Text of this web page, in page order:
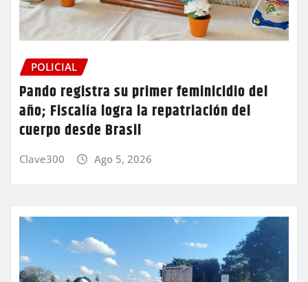
POLICIAL
Pando registra su primer feminicidio del
año; Fiscalía logra la repatriación del
cuerpo desde Brasil
Clave300 Ago 5, 2026